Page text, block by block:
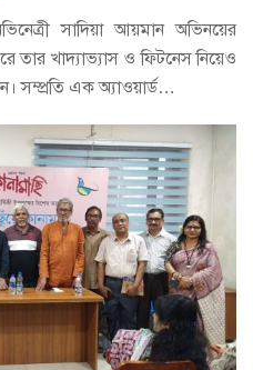
সাদিয়া আয়মান অভিনয়ের
তার খাদ্যাভ্যাস ও ফিটনেস নিয়েও
সম্প্রতি এক অ্যাওয়ার্ড…